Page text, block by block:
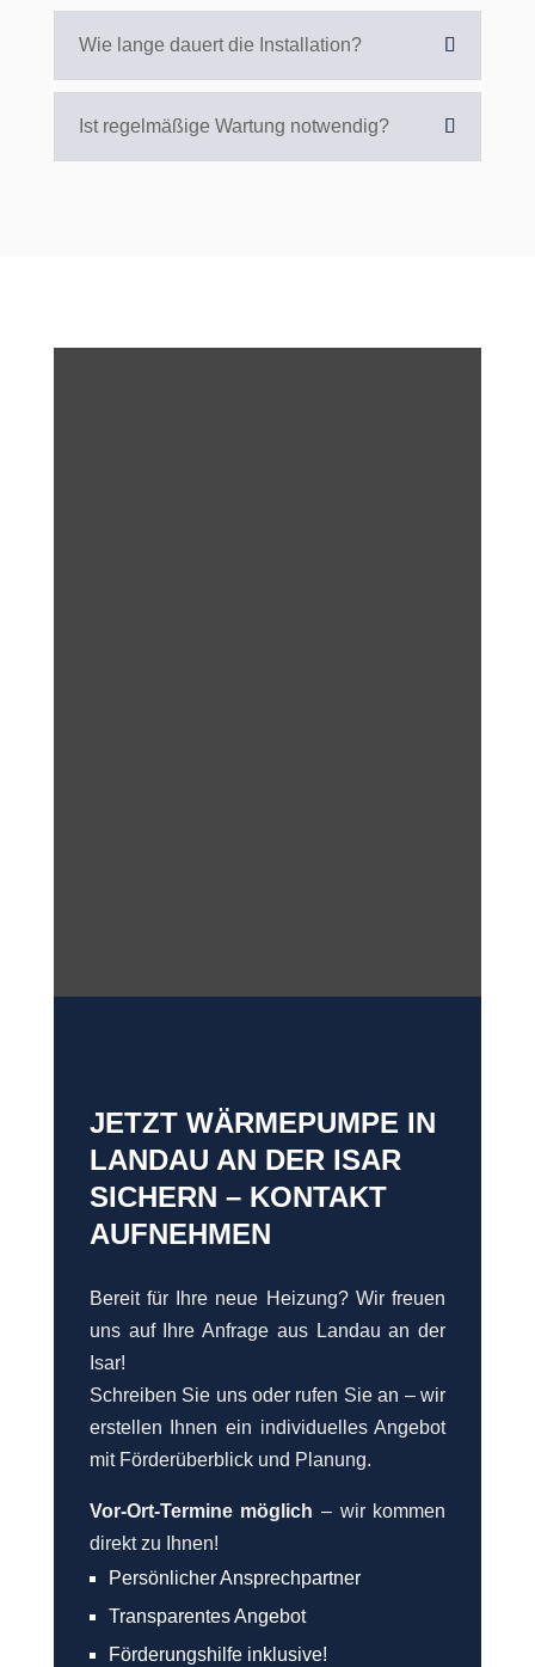
Wie lange dauert die Installation?
Ist regelmäßige Wartung notwendig?
JETZT WÄRMEPUMPE IN
LANDAU AN DER ISAR
SICHERN – KONTAKT
AUFNEHMEN
Bereit für Ihre neue Heizung? Wir freuen
uns auf Ihre Anfrage aus Landau an der
Isar!
Schreiben Sie uns oder rufen Sie an – wir
erstellen Ihnen ein individuelles Angebot
mit Förderüberblick und Planung.
Vor-Ort-Termine möglich – wir kommen
direkt zu Ihnen!
Persönlicher Ansprechpartner
Transparentes Angebot
Förderungshilfe inklusive!